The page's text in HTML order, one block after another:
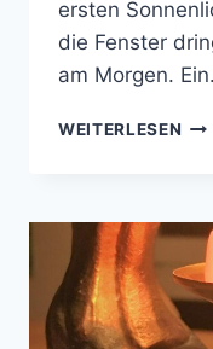
ersten
die Fenster
am Morgen.
WEITERLESEN IN